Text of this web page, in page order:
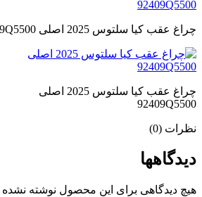
چراغ عقب کیا سلتوس 2025 اصلی 92409Q5500
چراغ عقب کیا سلتوس 2025 اصلی
92409Q5500
نظرات (0)
دیدگاهها
هیچ دیدگاهی برای این محصول نوشته